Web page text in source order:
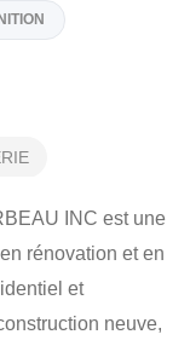
INC est une
rénovation et en
et
neuve,